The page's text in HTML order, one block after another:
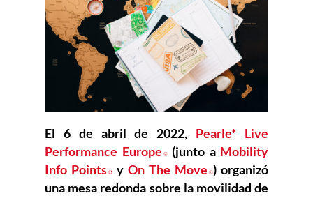
El 6 de abril de 2022, Pearle* Live
Performance Europe Abre en nueva ventana
(junto a Mobility
Info Points
Abre en nueva ventana
y On The Move Abre en nueva
) organizó
una mesa redonda sobre la movilidad de